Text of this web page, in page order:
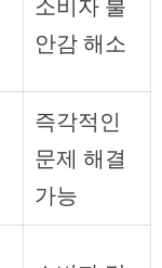
소비자 불
안감 해소
즉각적인
문제 해결
가능